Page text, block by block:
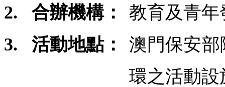
2.
合辦機構：
教育及青年
3.
活動地點：
澳門保安
環之活動設